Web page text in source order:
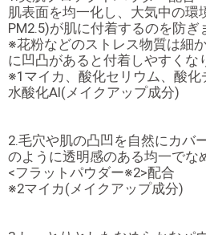
肌表面を均一化し、大気中の環
PM2.5)が肌に付着するのを防ぎ
※花粉などのストレス物質は細
に凹凸があると付着しやすくな
※1マイカ、酸化セリウム、酸化
水酸化Al(メイクアップ成分)
2.毛穴や肌の凸凹を自然にカバ
のように透明感のある均一でな
<フラットパウダー※2>配合
※2マイカ(メイクアップ成分)